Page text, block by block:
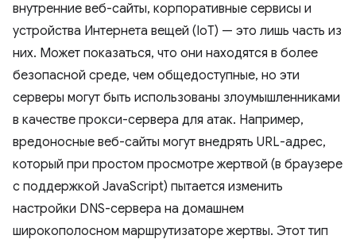
внутренние веб-сайты, корпоративные сервисы и
устройства Интернета вещей (IoT) — это лишь часть из
них. Может показаться, что они находятся в более
безопасной среде, чем общедоступные, но эти
серверы могут быть использованы злоумышленниками
в качестве прокси-сервера для атак. Например,
вредоносные веб-сайты могут внедрять URL-адрес,
который при простом просмотре жертвой (в браузере
с поддержкой JavaScript) пытается изменить
настройки DNS-сервера на домашнем
широкополосном маршрутизаторе жертвы. Этот тип